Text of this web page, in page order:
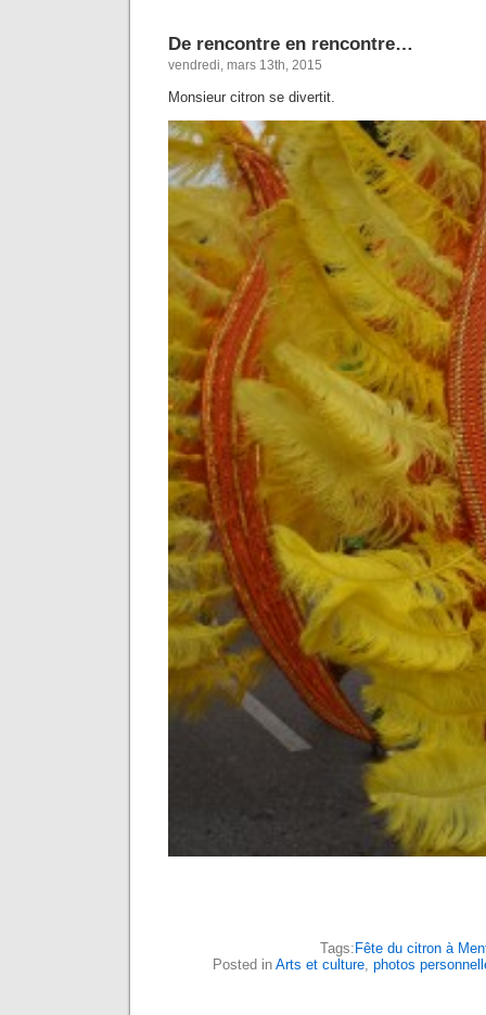
De rencontre en rencontre…
vendredi, mars 13th, 2015
Monsieur citron se divertit.
Tags: Fête du citron à
Posted in Arts et culture, photos